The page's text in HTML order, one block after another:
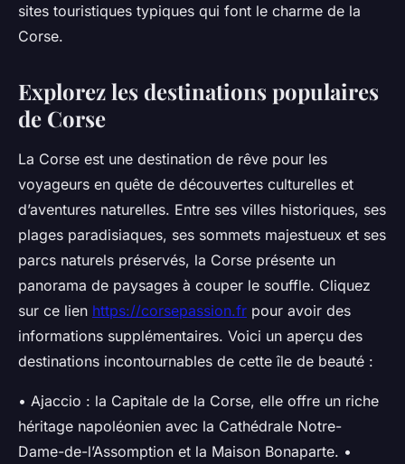
sites touristiques typiques qui font le charme de la
Corse.
Explorez les destinations populaires
de Corse
La Corse est une destination de rêve pour les
voyageurs en quête de découvertes culturelles et
d’aventures naturelles. Entre ses villes historiques, ses
plages paradisiaques, ses sommets majestueux et ses
parcs naturels préservés, la Corse présente un
panorama de paysages à couper le souffle. Cliquez
sur ce lien https://corsepassion.fr pour avoir des
informations supplémentaires. Voici un aperçu des
destinations incontournables de cette île de beauté :
• Ajaccio : la Capitale de la Corse, elle offre un riche
héritage napoléonien avec la Cathédrale Notre-
Dame-de-l’Assomption et la Maison Bonaparte. •